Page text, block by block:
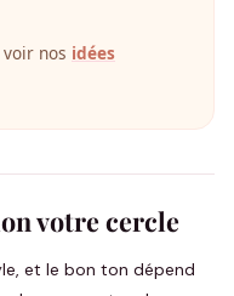
voir nos idées
votre cercle
et le bon ton dépend